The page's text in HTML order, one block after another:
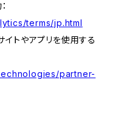
terms/jp.html
トやアプリを使用する
partner-